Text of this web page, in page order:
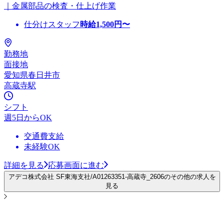
｜金属部品の検査・仕上げ作業
仕分けスタッフ 時給1,500円〜
勤務地
面接地
愛知県春日井市
高蔵寺駅
シフト
週5日からOK
交通費支給
未経験OK
詳細を見る 応募画面に進む
アデコ株式会社 SF東海支社/A01263351-高蔵寺_2606のその他の求人を
見る